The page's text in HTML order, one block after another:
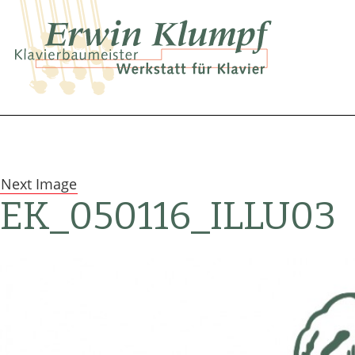
Skip
content
KLUMPF,
BIELEFELD
Next Image
EK_050116_ILLU03